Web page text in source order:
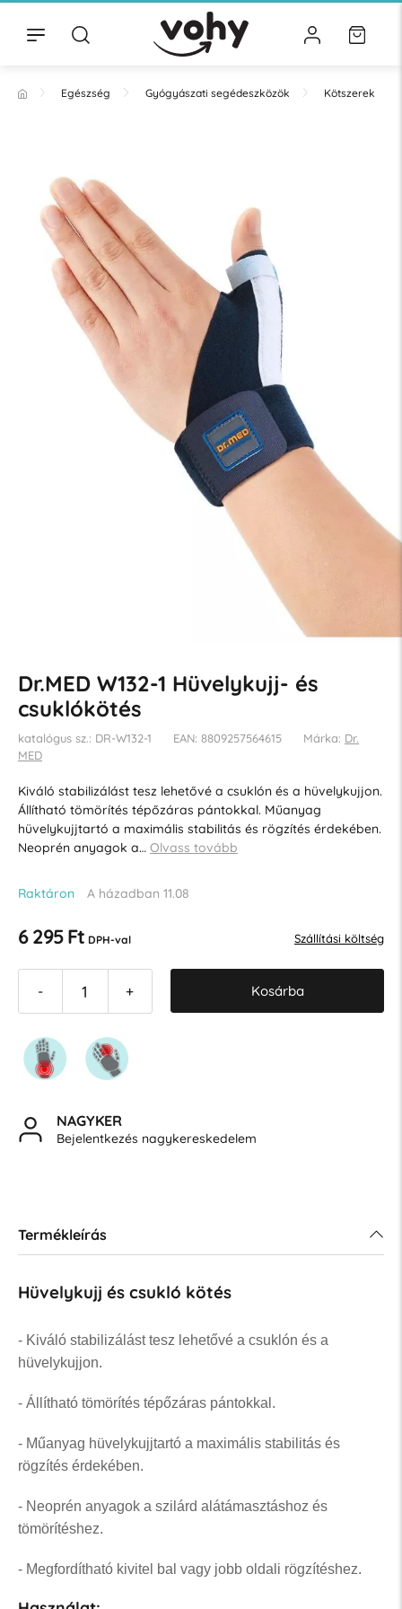
Egészség Gyógyászati segédeszközök Kötszerek
Dr.MED W132-1 Hüvelykujj- és
csuklókötés
katalógus sz.: DR-W132-1 EAN: 8809257564615 Márka: Dr.
MED
Kiváló stabilizálást tesz lehetővé a csuklón és a hüvelykujjon.
Állítható tömörítés tépőzáras pántokkal. Műanyag
hüvelykujjtartó a maximális stabilitás és rögzítés érdekében.
Neoprén anyagok a… Olvass tovább
Raktáron A házadban 11.08
6 295 Ft DPH-val Szállítási költség
- + Kosárba
NAGYKER
Bejelentkezés nagykereskedelem
Termékleírás
Hüvelykujj és csukló kötés
- Kiváló stabilizálást tesz lehetővé a csuklón és a
hüvelykujjon.
- Állítható tömörítés tépőzáras pántokkal.
- Műanyag hüvelykujjtartó a maximális stabilitás és
rögzítés érdekében.
- Neoprén anyagok a szilárd alátámasztáshoz és
tömörítéshez.
- Megfordítható kivitel bal vagy jobb oldali rögzítéshez.